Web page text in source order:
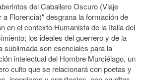
del Caballero Oscuro (Viaje
a Florencia)" desgrana la formación de
en el contexto Humanista de la Italia del
los ideales del guerrero y de la
sublimada son esenciales para la
intelectual del Hombre Murciélago, un
culto que se relacionará con poetas y